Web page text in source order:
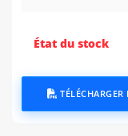
État du stock